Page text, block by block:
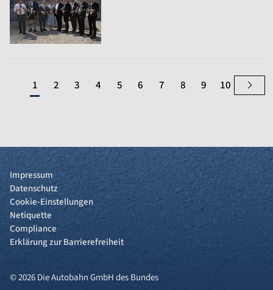
1 2 3 4 5 6 7 8 9 10
Impressum
Datenschutz
Cookie-Einstellungen
Netiquette
Compliance
Erklärung zur Barrierefreiheit
© 2026 Die Autobahn GmbH des Bundes